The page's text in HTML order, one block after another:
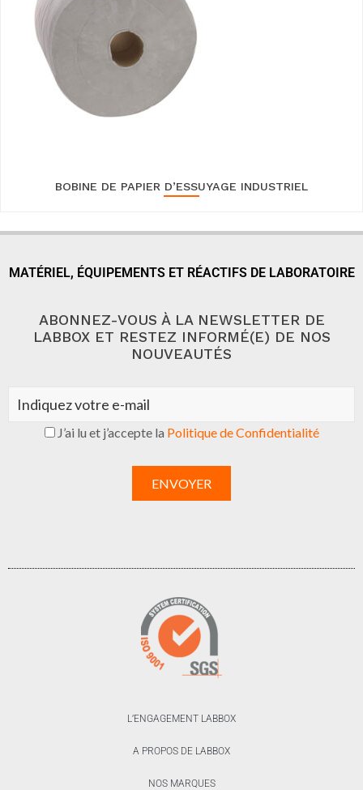
BOBINE DE PAPIER D’ESSUYAGE INDUSTRIEL
MATÉRIEL, ÉQUIPEMENTS ET RÉACTIFS DE LABORATOIRE
ABONNEZ-VOUS À LA NEWSLETTER DE
LABBOX ET RESTEZ INFORMÉ(E) DE NOS
NOUVEAUTÉS
J’ai lu et j’accepte la Politique de Confidentialité
L’ENGAGEMENT LABBOX
A PROPOS DE LABBOX
NOS MARQUES